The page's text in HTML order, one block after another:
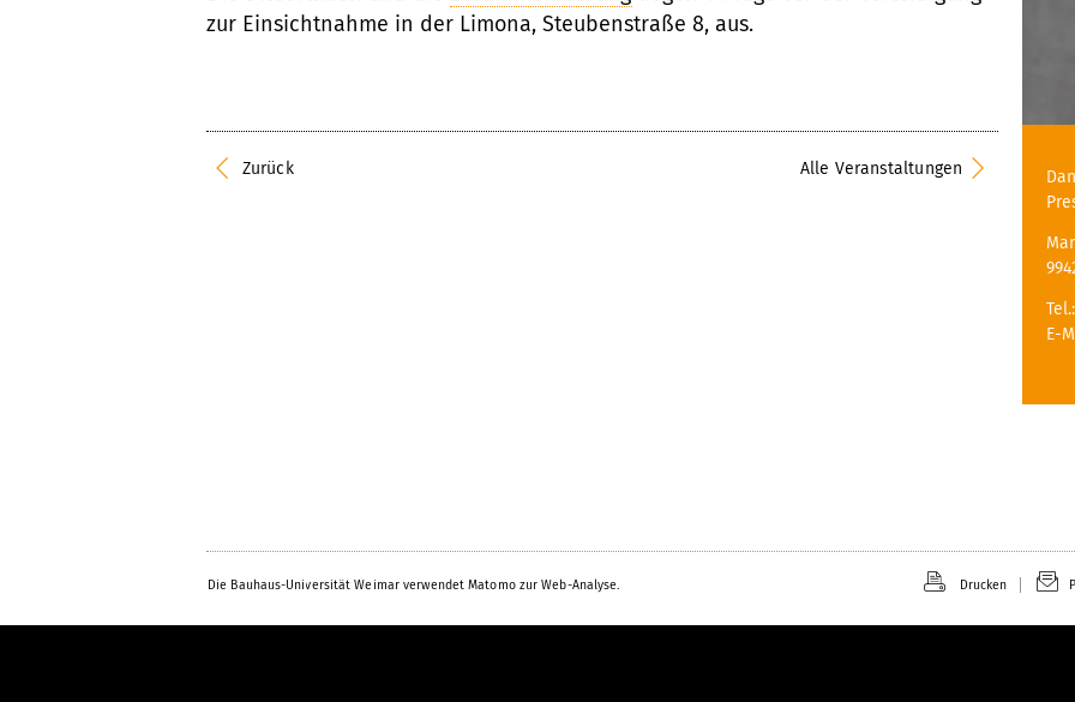
zur Einsichtnahme in der Limona, Steubenstraße 8, aus.
Zurück Alle Veranstaltungen
Tel.:
E-
Die Bauhaus-Universität Weimar verwendet Matomo zur Web-Analyse. Drucken